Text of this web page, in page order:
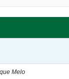
Melo